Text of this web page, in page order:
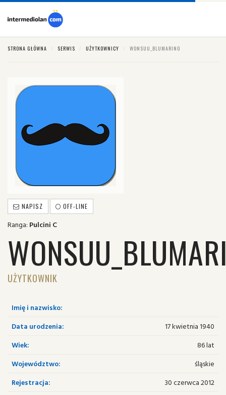
STRONA GŁÓWNA SERWIS UŻYTKOWNICY WONSUU_BLUMARINO
NAPISZ OFF-LINE
Ranga: Pulcini C
UŻYTKOWNIK
Imię i nazwisko:
Data urodzenia:
17 kwietnia 1940
Wiek:
86 lat
Województwo:
śląskie
Rejestracja:
30 czerwca 2012